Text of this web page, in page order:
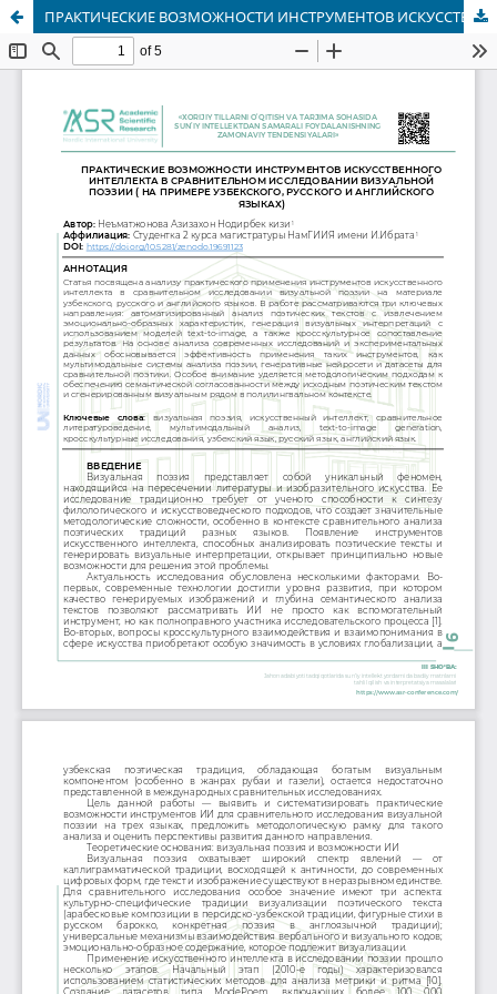
ПРАКТИЧЕСКИЕ ВОЗМОЖНОСТИ ИНСТРУМЕНТОВ ИСКУССТВЕННОГО ИНТЕЛЛЕКТА В СРАВНИТЕЛЬНОМ ИССЛЕДОВАНИИ ВИЗУАЛЬНОЙ ПОЭЗИИ ( НА ПРИМЕРЕ УЗБЕКСКОГО, РУССКОГО И АНГЛИЙСКОГО ЯЗЫКАХ)